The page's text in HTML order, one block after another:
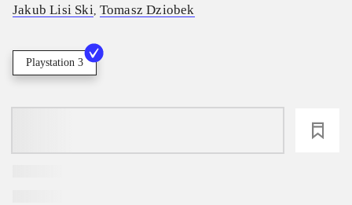
Jakub Lisi Ski Tomasz Dziobek
Playstation 3